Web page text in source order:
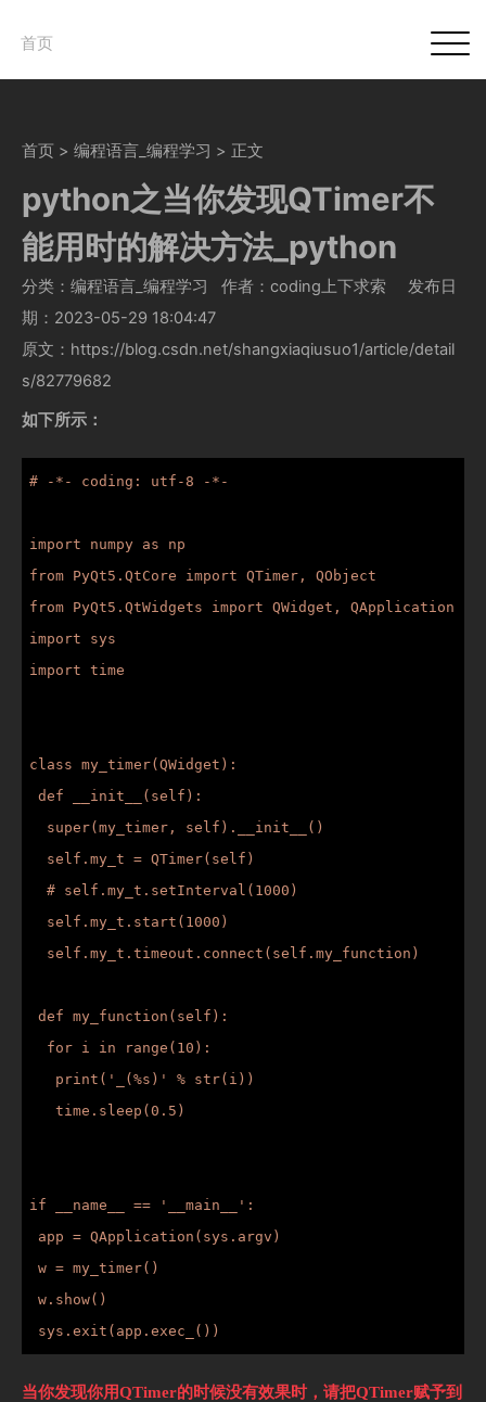
首页
首页 > 编程语言_编程学习 > 正文
python之当你发现QTimer不
能用时的解决方法_python
分类：编程语言_编程学习 作者：coding上下求索
发布日
期：2023-05-29 18:04:47
原文：https://blog.csdn.net/shangxiaqiusuo1/article/detail
s/82779682
如下所示：
# -*- coding: utf-8 -*-
import numpy as np
from PyQt5.QtCore import QTimer, QObject
from PyQt5.QtWidgets import QWidget, QApplication
import sys
import time
class my_timer(QWidget):
if __name__ == '__main__':
当你发现你用QTimer的时候没有效果时，请把QTimer赋予到